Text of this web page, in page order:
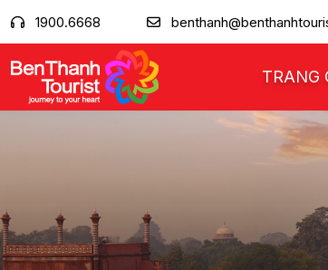
1900.6668
TRANG